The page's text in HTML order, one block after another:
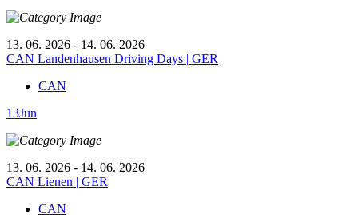
13. 06. 2026 - 14. 06. 2026
CAN Landenhausen Driving Days | GER
CAN
13Jun
13. 06. 2026 - 14. 06. 2026
CAN Lienen | GER
CAN